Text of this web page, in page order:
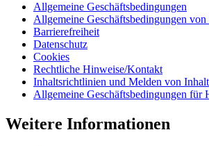
Allgemeine Geschäftsbedingungen
Allgemeine Geschäftsbedingungen
Barrierefreiheit
Datenschutz
Cookies
Rechtliche Hinweise/Kontakt
Inhaltsrichtlinien und Melden von
Allgemeine Geschäftsbedingungen für
Weitere Informationen